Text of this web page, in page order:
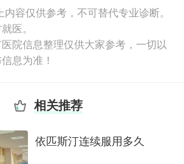
容仅供参考，不可替代专业诊断。
医。
院信息整理仅供大家参考，一切以
息为准！
相关推荐
依匹斯汀连续服用多久